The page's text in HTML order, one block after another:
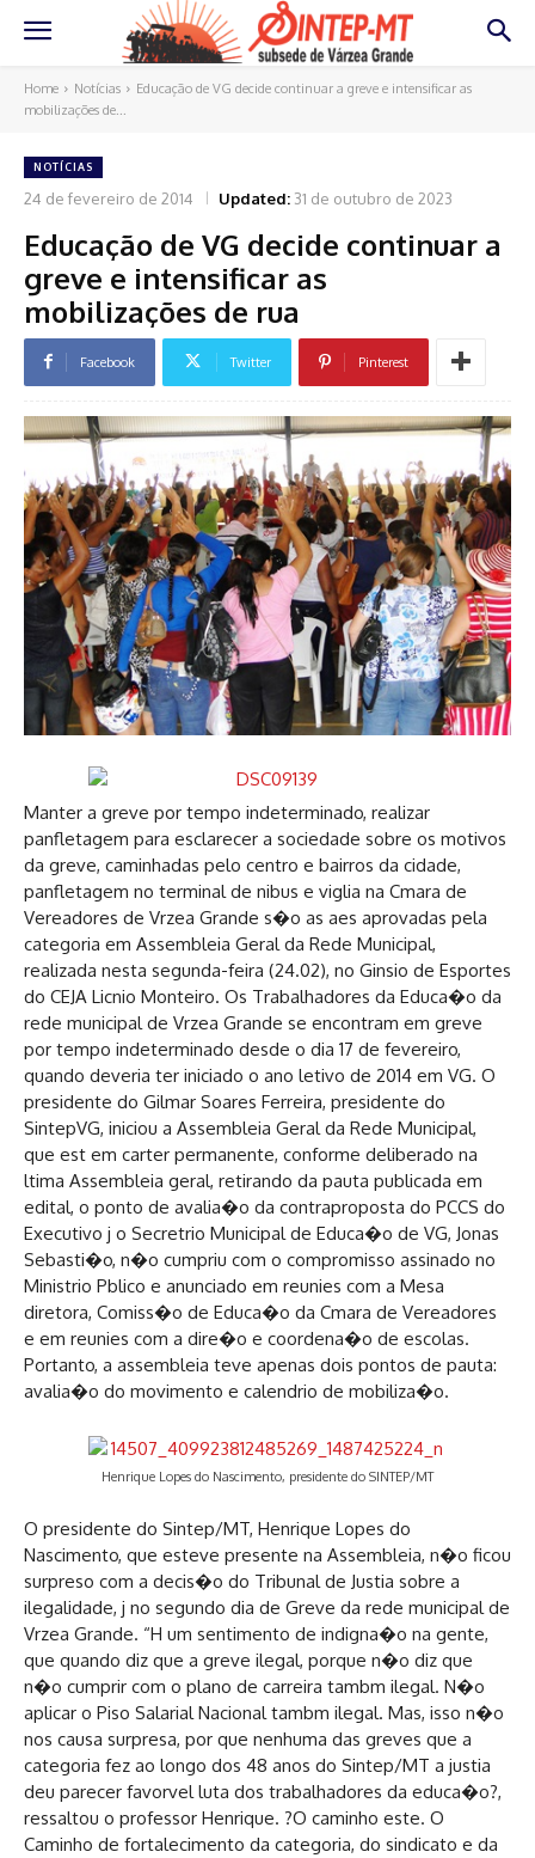
Home Notícias
Educação de VG decide continuar a greve e intensificar as
mobilizações de...
NOTÍCIAS
24 de fevereiro de 2014 Updated: 31 de outubro de 2023
Educação de VG decide continuar a
greve e intensificar as
mobilizações de rua
Facebook Twitter Pinterest
Manter a greve por tempo indeterminado, realizar
panfletagem para esclarecer a sociedade sobre os motivos
da greve, caminhadas pelo centro e bairros da cidade,
panfletagem no terminal de nibus e viglia na Cmara de
Vereadores de Vrzea Grande s�o as aes aprovadas pela
categoria em Assembleia Geral da Rede Municipal,
realizada nesta segunda-feira (24.02), no Ginsio de Esportes
do CEJA Licnio Monteiro. Os Trabalhadores da Educa�o da
rede municipal de Vrzea Grande se encontram em greve
por tempo indeterminado desde o dia 17 de fevereiro,
quando deveria ter iniciado o ano letivo de 2014 em VG. O
presidente do Gilmar Soares Ferreira, presidente do
SintepVG, iniciou a Assembleia Geral da Rede Municipal,
que est em carter permanente, conforme deliberado na
ltima Assembleia geral, retirando da pauta publicada em
edital, o ponto de avalia�o da contraproposta do PCCS do
Executivo j o Secretrio Municipal de Educa�o de VG, Jonas
Sebasti�o, n�o cumpriu com o compromisso assinado no
Ministrio Pblico e anunciado em reunies com a Mesa
diretora, Comiss�o de Educa�o da Cmara de Vereadores
e em reunies com a dire�o e coordena�o de escolas.
Portanto, a assembleia teve apenas dois pontos de pauta:
avalia�o do movimento e calendrio de mobiliza�o.
Henrique Lopes do Nascimento, presidente do SINTEP/MT
O presidente do Sintep/MT, Henrique Lopes do
Nascimento, que esteve presente na Assembleia, n�o ficou
surpreso com a decis�o do Tribunal de Justia sobre a
ilegalidade, j no segundo dia de Greve da rede municipal de
Vrzea Grande. “H um sentimento de indigna�o na gente,
que quando diz que a greve ilegal, porque n�o diz que
n�o cumprir com o plano de carreira tambm ilegal. N�o
aplicar o Piso Salarial Nacional tambm ilegal. Mas, isso n�o
nos causa surpresa, por que nenhuma das greves que a
categoria fez ao longo dos 48 anos do Sintep/MT a justia
deu parecer favorvel luta dos trabalhadores da educa�o?,
ressaltou o professor Henrique. ?O caminho este. O
Caminho de fortalecimento da categoria, do sindicato e da